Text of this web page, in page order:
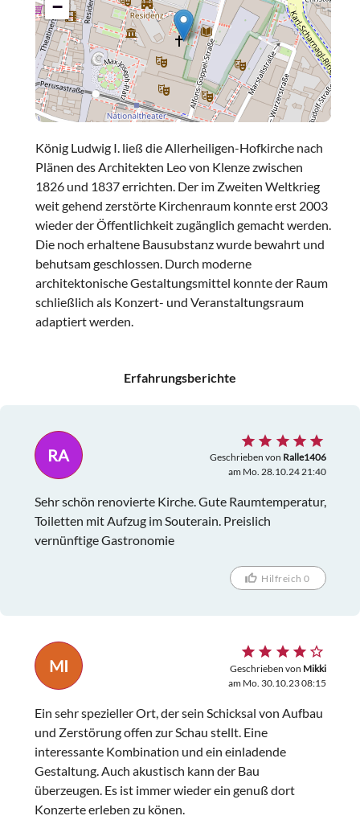
−
König Ludwig I. ließ die Allerheiligen-Hofkirche nach
Plänen des Architekten Leo von Klenze zwischen
1826 und 1837 errichten. Der im Zweiten Weltkrieg
weit gehend zerstörte Kirchenraum konnte erst 2003
wieder der Öffentlichkeit zugänglich gemacht werden.
Die noch erhaltene Bausubstanz wurde bewahrt und
behutsam geschlossen. Durch moderne
architektonische Gestaltungsmittel konnte der Raum
schließlich als Konzert- und Veranstaltungsraum
adaptiert werden.
Erfahrungsberichte
RA Geschrieben von Ralle1406
am Mo. 28.10.24 21:40
Sehr schön renovierte Kirche. Gute Raumtemperatur,
Toiletten mit Aufzug im Souterain. Preislich
vernünftige Gastronomie
Hilfreich 0
MI Geschrieben von Mikki
am Mo. 30.10.23 08:15
Ein sehr spezieller Ort, der sein Schicksal von Aufbau
und Zerstörung offen zur Schau stellt. Eine
interessante Kombination und ein einladende
Gestaltung. Auch akustisch kann der Bau
überzeugen. Es ist immer wieder ein genuß dort
Konzerte erleben zu könen.